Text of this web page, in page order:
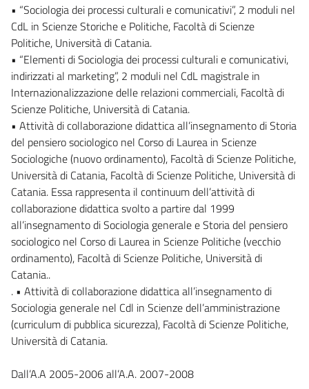
• “Sociologia dei processi culturali e comunicativi”, 2 moduli nel
CdL in Scienze Storiche e Politiche, Facoltà di Scienze
Politiche, Università di Catania.
• “Elementi di Sociologia dei processi culturali e comunicativi,
indirizzati al marketing”, 2 moduli nel CdL magistrale in
Internazionalizzazione delle relazioni commerciali, Facoltà di
Scienze Politiche, Università di Catania.
• Attività di collaborazione didattica all’insegnamento di Storia
del pensiero sociologico nel Corso di Laurea in Scienze
Sociologiche (nuovo ordinamento), Facoltà di Scienze Politiche,
Università di Catania, Facoltà di Scienze Politiche, Università di
Catania. Essa rappresenta il continuum dell’attività di
collaborazione didattica svolto a partire dal 1999
all’insegnamento di Sociologia generale e Storia del pensiero
sociologico nel Corso di Laurea in Scienze Politiche (vecchio
ordinamento), Facoltà di Scienze Politiche, Università di
Catania..
. • Attività di collaborazione didattica all’insegnamento di
Sociologia generale nel Cdl in Scienze dell’amministrazione
(curriculum di pubblica sicurezza), Facoltà di Scienze Politiche,
Università di Catania.
Dall’A.A 2005-2006 all’A.A. 2007-2008